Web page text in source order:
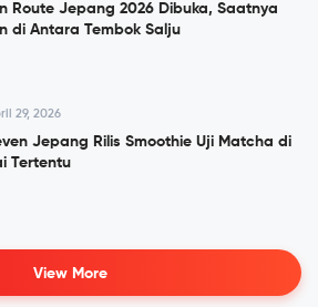
Route Jepang 2026 Dibuka, Saatnya
di Antara Tembok Salju
29, 2026
Jepang Rilis Smoothie Uji Matcha di
Tertentu
View More